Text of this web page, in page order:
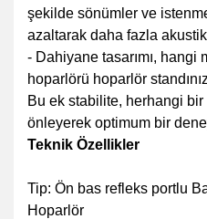
şekilde sönümler ve
azaltarak daha fazla
- Dahiyane tasarımı,
hoparlörü hoparlör
Bu ek stabilite, herhangi
önleyerek optimum bir
Teknik Özellikler
Tip: Ön bas refleks portlu
Hoparlör